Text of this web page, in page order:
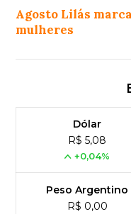
Agosto Lilás
mulheres
Dólar
R$ 5,08
+0,04%
Peso Argentino
R$ 0,00